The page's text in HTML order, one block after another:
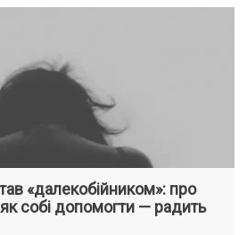
«далекобійником»: про
собі допомогти — радить